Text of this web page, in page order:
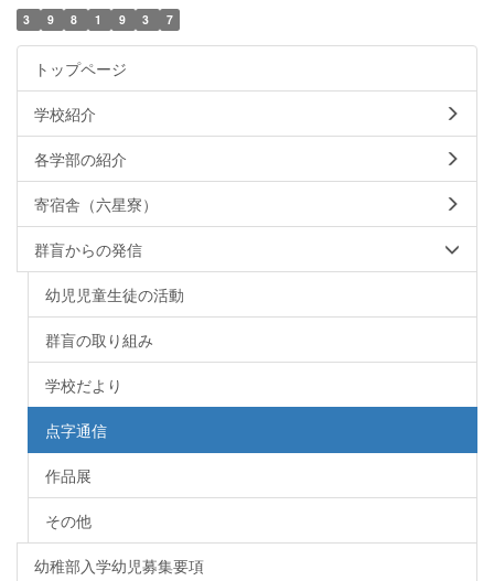
3 9 8 1 9 3 7
トップページ
学校紹介
各学部の紹介
寄宿舎（六星寮）
群盲からの発信
幼児児童生徒の活動
群盲の取り組み
学校だより
点字通信
作品展
その他
幼稚部入学幼児募集要項